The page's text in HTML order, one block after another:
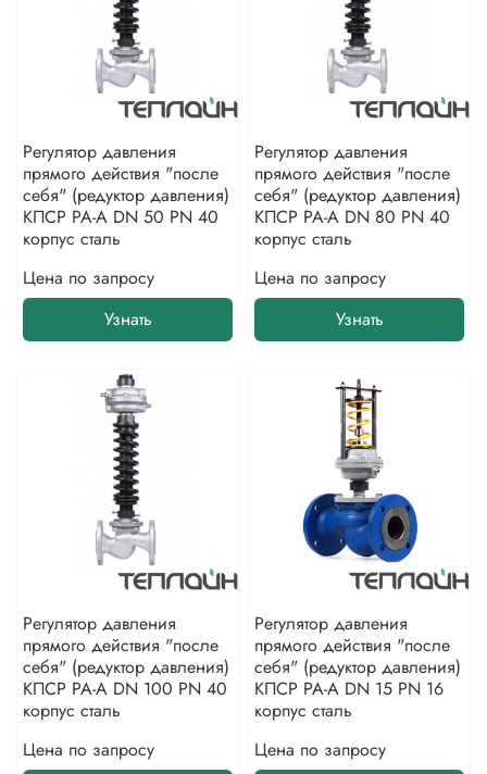
Регулятор давления
прямого действия "после
себя" (редуктор давления)
КПСР РА-А DN 50 PN 40
корпус сталь
Цена по запросу
Узнать
Регулятор давления
прямого действия "после
себя" (редуктор давления)
КПСР РА-А DN 80 PN 40
корпус сталь
Цена по запросу
Узнать
Регулятор давления
прямого действия "после
себя" (редуктор давления)
КПСР РА-А DN 100 PN 40
корпус сталь
Цена по запросу
Регулятор давления
прямого действия "после
себя" (редуктор давления)
КПСР РА-А DN 15 PN 16
корпус сталь
Цена по запросу